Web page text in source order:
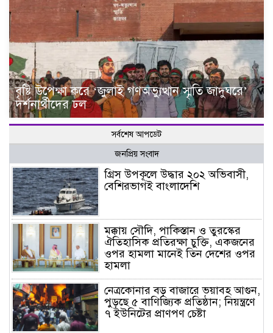
বৃষ্টি উপেক্ষা করে ‘জুলাই গণঅভ্যুত্থান স্মৃতি জাদুঘরে’
দর্শনার্থীদের ঢল
সর্বশেষ আপডেট
জনপ্রিয় সংবাদ
গ্রিস উপকূলে উদ্ধার ২০২ অভিবাসী,
বেশিরভাগই বাংলাদেশি
মক্কায় সৌদি, পাকিস্তান ও তুরস্কের
ঐতিহাসিক প্রতিরক্ষা চুক্তি, একজনের
ওপর হামলা মানেই তিন দেশের ওপর
হামলা
নেত্রকোনার বড় বাজারে ভয়াবহ আগুন,
পুড়ছে ৫ বাণিজ্যিক প্রতিষ্ঠান; নিয়ন্ত্রণে
৭ ইউনিটের প্রাণপণ চেষ্টা